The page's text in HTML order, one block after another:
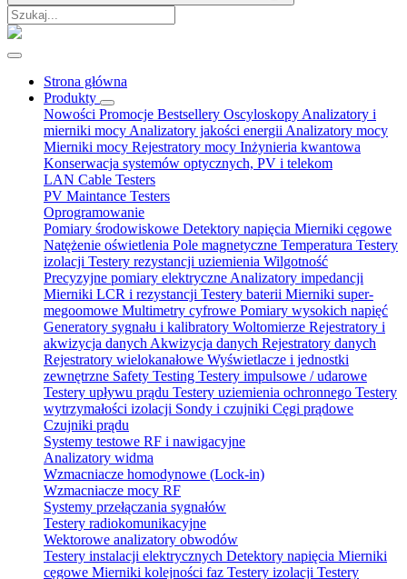
Strona główna
Produkty
Nowości Promocje Bestsellery Oscyloskopy Analizatory i
mierniki mocy Analizatory jakości energii Analizatory mocy
Mierniki mocy Rejestratory mocy Inżynieria kwantowa
Konserwacja systemów optycznych, PV i telekom
LAN Cable Testers
PV Maintance Testers
Oprogramowanie
Pomiary środowiskowe Detektory napięcia Mierniki cęgowe
Natężenie oświetlenia Pole magnetyczne Temperatura Testery
izolacji Testery rezystancji uziemienia Wilgotność
Precyzyjne pomiary elektryczne Analizatory impedancji
Mierniki LCR i rezystancji Testery baterii Mierniki super-
megoomowe Multimetry cyfrowe Pomiary wysokich napięć
Generatory sygnału i kalibratory Woltomierze Rejestratory i
akwizycja danych Akwizycja danych Rejestratory danych
Rejestratory wielokanałowe Wyświetlacze i jednostki
zewnętrzne Safety Testing Testery impulsowe / udarowe
Testery upływu prądu Testery uziemienia ochronnego Testery
wytrzymałości izolacji Sondy i czujniki Cęgi prądowe
Czujniki prądu
Systemy testowe RF i nawigacyjne
Analizatory widma
Wzmacniacze homodynowe (Lock‑in)
Wzmacniacze mocy RF
Systemy przełączania sygnałów
Testery radiokomunikacyjne
Wektorowe analizatory obwodów
Testery instalacji elektrycznych Detektory napięcia Mierniki
cęgowe Mierniki kolejności faz Testery izolacji Testery